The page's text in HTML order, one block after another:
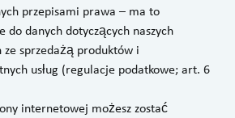
przepisami prawa – ma to
do danych dotyczących naszych
ze sprzedażą produktów i
usług (regulacje podatkowe; art. 6
internetowej możesz zostać